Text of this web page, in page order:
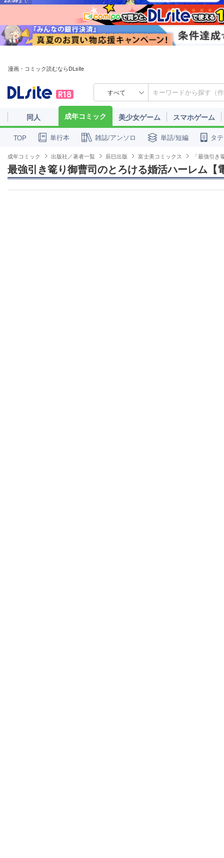
漫画・コミック読むならDLsite
すべて
同人 成年コミック 美少女ゲーム スマホゲーム
TOP 単行本 雑誌/アンソロ 単話/短編 タ
成年コミック 出版社／著者一覧 辰巳出版 富士美コミックス 「最強引
最強引き篭り御曹司のとろける婚活ハーレム【